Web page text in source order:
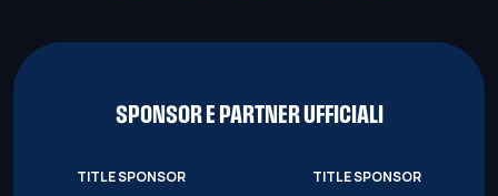
SPONSOR E PARTNER UFFICIALI
TITLE SPONSOR TITLE SPONSOR